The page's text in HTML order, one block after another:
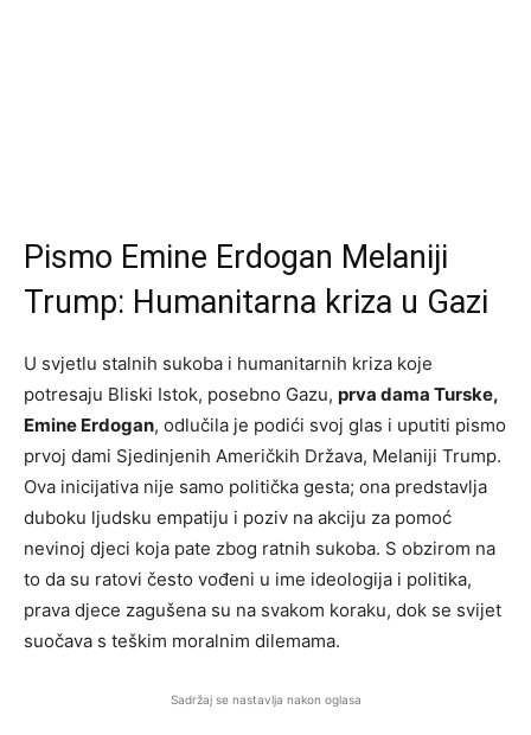
Pismo Emine Erdogan Melaniji
Trump: Humanitarna kriza u Gazi
U svjetlu stalnih sukoba i humanitarnih kriza koje
potresaju Bliski Istok, posebno Gazu, prva dama Turske,
Emine Erdogan, odlučila je podići svoj glas i uputiti pismo
prvoj dami Sjedinjenih Američkih Država, Melaniji Trump.
Ova inicijativa nije samo politička gesta; ona predstavlja
duboku ljudsku empatiju i poziv na akciju za pomoć
nevinoj djeci koja pate zbog ratnih sukoba. S obzirom na
to da su ratovi često vođeni u ime ideologija i politika,
prava djece zagušena su na svakom koraku, dok se svijet
suočava s teškim moralnim dilemama.
Sadržaj se nastavlja nakon oglasa